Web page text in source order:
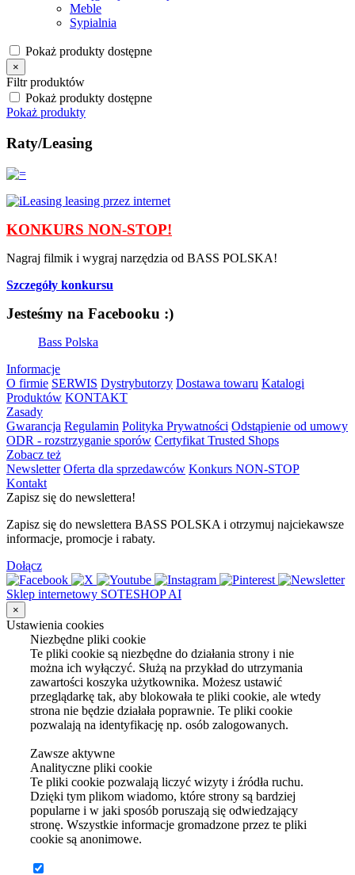
Meble
Sypialnia
Pokaż produkty dostępne
×
Filtr produktów
Pokaż produkty dostępne
Pokaż produkty
Raty/Leasing
KONKURS NON-STOP!
Nagraj filmik i wygraj narzędzia od BASS POLSKA!
Szczegóły konkursu
Jesteśmy na Facebooku :)
Bass Polska
Informacje
O firmie SERWIS Dystrybutorzy Dostawa towaru Katalogi
Produktów KONTAKT
Zasady
Gwarancja Regulamin Polityka Prywatności Odstąpienie od umowy
ODR - rozstrzyganie sporów Certyfikat Trusted Shops
Zobacz też
Newsletter Oferta dla sprzedawców Konkurs NON-STOP
Kontakt
Zapisz się do newslettera!
Zapisz się do newslettera BASS POLSKA i otrzymuj najciekawsze
informacje, promocje i rabaty.
Dołącz
Sklep internetowy SOTESHOP AI
×
Ustawienia cookies
Niezbędne pliki cookie
Te pliki cookie są niezbędne do działania strony i nie
można ich wyłączyć. Służą na przykład do utrzymania
zawartości koszyka użytkownika. Możesz ustawić
przeglądarkę tak, aby blokowała te pliki cookie, ale wtedy
strona nie będzie działała poprawnie. Te pliki cookie
pozwalają na identyfikację np. osób zalogowanych.
Zawsze aktywne
Analityczne pliki cookie
Te pliki cookie pozwalają liczyć wizyty i źródła ruchu.
Dzięki tym plikom wiadomo, które strony są bardziej
popularne i w jaki sposób poruszają się odwiedzający
stronę. Wszystkie informacje gromadzone przez te pliki
cookie są anonimowe.